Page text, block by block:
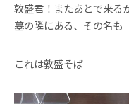
敦盛君！またあとで来る
墓の隣にある、その名も
これは敦盛そば